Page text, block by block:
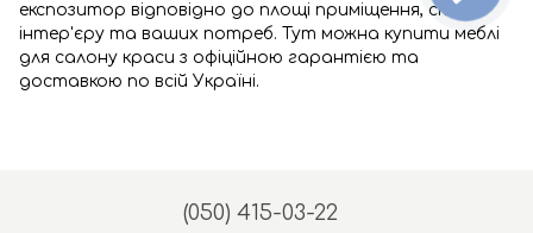
експозитор відповідно до площі приміщення, стилю
інтер'єру та ваших потреб. Тут можна купити меблі
для салону краси з офіційною гарантією та
доставкою по всій Україні.
(050) 415-03-22